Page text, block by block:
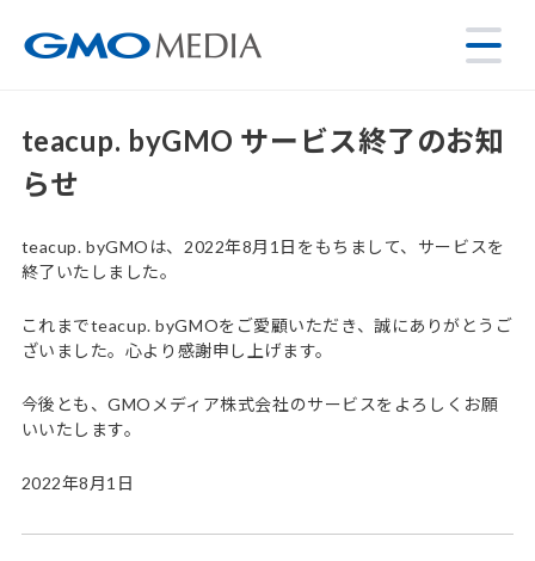
teacup. byGMO サービス終了のお知
らせ
teacup. byGMOは、2022年8月1日をもちまして、サービスを
終了いたしました。
これまでteacup. byGMOをご愛顧いただき、誠にありがとうご
ざいました。心より感謝申し上げます。
今後とも、GMOメディア株式会社のサービスをよろしくお願
いいたします。
2022年8月1日